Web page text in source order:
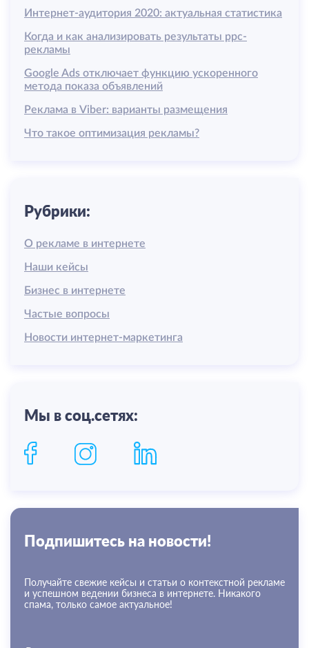
Интернет-аудитория 2020: актуальная статистика
Когда и как анализировать результаты ррс-
рекламы
Google Ads отключает функцию ускоренного
метода показа объявлений
Реклама в Viber: варианты размещения
Что такое оптимизация рекламы?
Рубрики:
О рекламе в интернете
Наши кейсы
Бизнес в интернете
Частые вопросы
Новости интернет-маркетинга
Мы в соц.сетях:
Подпишитесь на новости!
Получайте свежие кейсы и статьи о контекстной рекламе
и успешном ведении бизнеса в интернете. Никакого
спама, только самое актуальное!